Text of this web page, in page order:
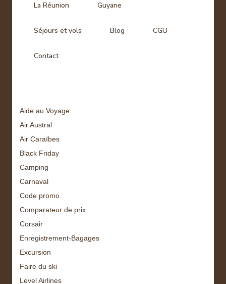
La Réunion Guyane
Séjours et vols Blog CGU
Contact
Aide au Voyage
Air Austral
Air Caraïbes
Black Friday
Camping
Carnaval
Code promo
Comparateur de prix
Corsair
Enregistrement-Bagages
Excursion
Faire du ski
Level Airlines